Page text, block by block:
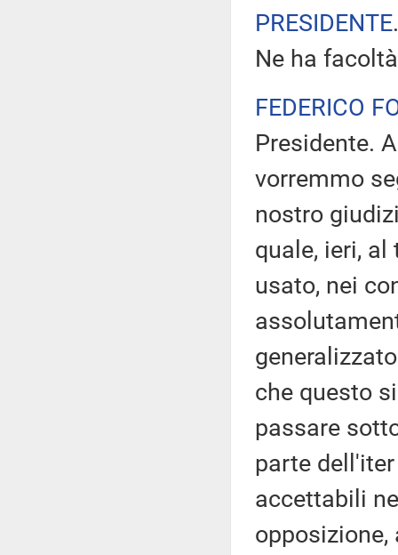
PRESIDENTE
Ne ha
FEDERICO
Presidente.
vorremmo
nostro
quale, ieri,
usato, nei
che questo
passare
parte
accettabili
opposizione,